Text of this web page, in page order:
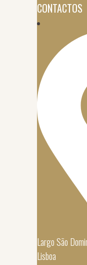
CONTACTOS
Largo São
Lisboa